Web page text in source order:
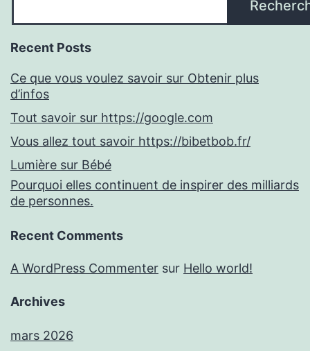
Recent Posts
Ce que vous voulez savoir sur Obtenir plus
d’infos
Tout savoir sur https://google.com
Vous allez tout savoir https://bibetbob.fr/
Lumière sur Bébé
Pourquoi elles continuent de inspirer des milliards
de personnes.
Recent Comments
A WordPress Commenter sur Hello world!
Archives
mars 2026